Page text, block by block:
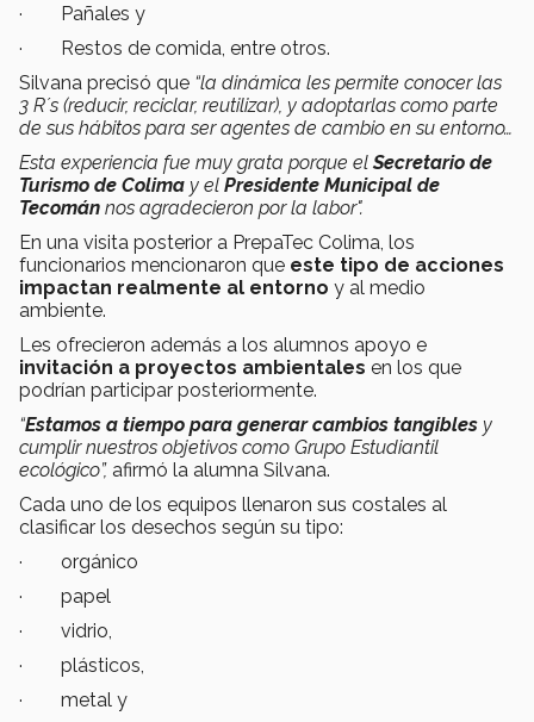
· Pañales y
· Restos de comida, entre otros.
Silvana precisó que “la dinámica les permite conocer las
3 R´s (reducir, reciclar, reutilizar), y adoptarlas como parte
de sus hábitos para ser agentes de cambio en su entorno…
Esta experiencia fue muy grata porque elSecretario de
Turismo de Colima y el Presidente Municipal de
Tecomán nos agradecieron por la labor".
En una visita posterior a PrepaTec Colima, los
funcionarios mencionaron que este tipo de acciones
impactan realmente al entorno y al medio
ambiente.
Les ofrecieron además a los alumnos apoyo e
invitación a proyectos ambientales en los que
podrían participar posteriormente.
“Estamos a tiempo para generar cambios tangibles y
cumplir nuestros objetivos como Grupo Estudiantil
ecológico”, afirmó la alumna Silvana.
Cada uno de los equipos llenaron sus costales al
clasificar los desechos según su tipo:
· orgánico
· papel
· vidrio,
· plásticos,
· metal y